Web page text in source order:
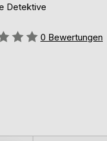
Detektive
0 Bewertungen